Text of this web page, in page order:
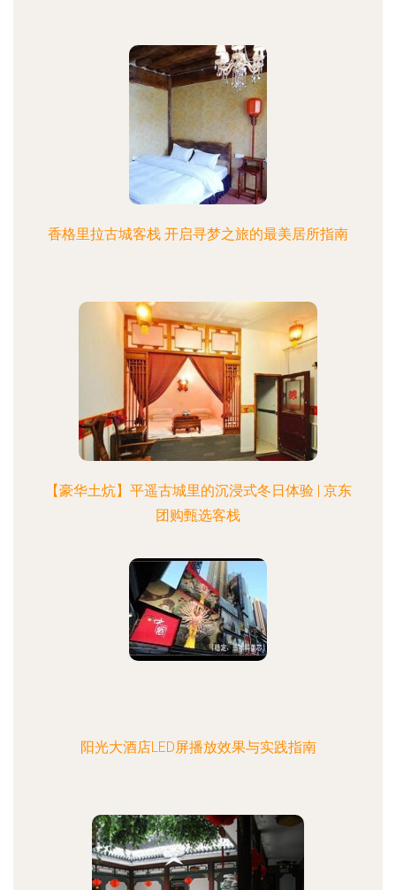
香格里拉古城客栈 开启寻梦之旅的最美居所指南
【豪华土炕】平遥古城里的沉浸式冬日体验 | 京东
团购甄选客栈
阳光大酒店LED屏播放效果与实践指南